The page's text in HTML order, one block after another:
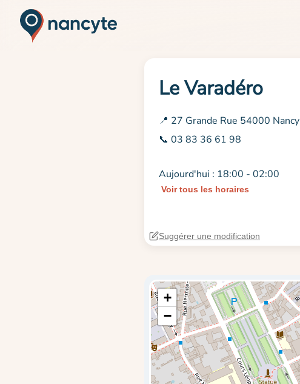
Le Varadéro
📍 27 Grande Rue 54000 Nancy
📞 03 83 36 61 98
Aujourd'hui : 18:00 - 02:00
Voir tous les horaires
Suggérer une modification
+
−